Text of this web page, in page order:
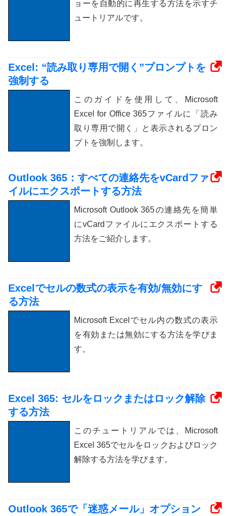
ョーを自動的に再生する方法を示すチ
ュートリアルです。
Excel: “読み取り専用で開く”プロンプトを
強制する
このガイドを使用して、Microsoft
Excel for Office 365ファイルに「読み
取り専用で開く」と表示されるプロン
プトを強制します。
Outlook 365：すべての連絡先をvCardファ
イルにエクスポートする方法
Microsoft Outlook 365の連絡先を簡単
にvCardファイルにエクスポートする
方法をご紹介します。
Excelでセルの数式の表示を有効/無効にす
る方法
Microsoft Excelでセル内の数式の表示
を有効または無効にする方法を学びま
す。
Excel 365: セルをロックまたはロック解除
する方法
このチュートリアルでは、Microsoft
Excel 365でセルをロックおよびロック
解除する方法を学びます。
Outlook 365で「迷惑メール」オプション